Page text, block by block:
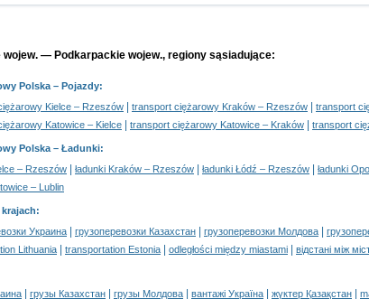
wojew. — Podkarpackie wojew., regiony sąsiadujące:
Polska – Pojazdy:
Kielce – Rzeszów
transport ciężarowy Kraków – Rzeszów transport
Katowice – Kielce transport ciężarowy Katowice – Kraków transport
Polska – Ładunki:
– Rzeszów
ładunki Kraków – Rzeszów ładunki Łódź – Rzeszów ładunki
– Lublin
:
Украина
грузоперевозки Казахстан грузоперевозки Молдова
Lithuania transportation Estonia odległości między miastami відстані між
грузы Казахстан грузы Молдова вантажі Україна жүктер Қазақстан